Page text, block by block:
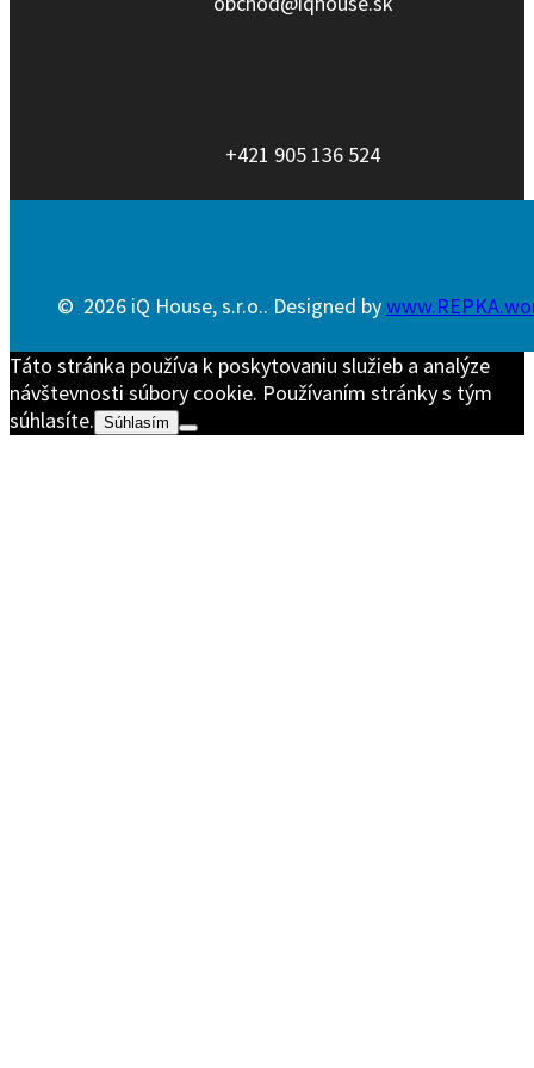
+421 905 136 524
© 2026 iQ House, s.r.o.. Designed by
Táto stránka používa k poskytovaniu služieb a analýze
návštevnosti súbory cookie. Používaním stránky s tým
súhlasíte. Súhlasím